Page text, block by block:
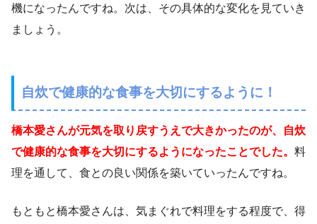
機になったんですね。次は、その具体的な変化を見ていき
ましょう。
自炊で健康的な食事を大切にするように！
橋本愛さんが元気を取り戻すうえで大きかったのが、自炊
で健康的な食事を大切にするようになったことでした。 料
理を通して、食との良い関係を築いていったんですね。
もともと橋本愛さんは、気まぐれで料理をする程度で、得